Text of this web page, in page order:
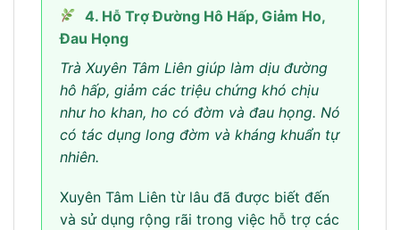
4. Hỗ Trợ Đường Hô Hấp, Giảm Ho,
Đau Họng
Trà Xuyên Tâm Liên giúp làm dịu đường
hô hấp, giảm các triệu chứng khó chịu
như ho khan, ho có đờm và đau họng. Nó
có tác dụng long đờm và kháng khuẩn tự
nhiên.
Xuyên Tâm Liên từ lâu đã được biết đến
và sử dụng rộng rãi trong việc hỗ trợ các